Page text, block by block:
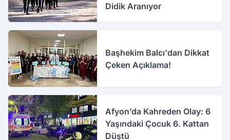
Didik Aranıyor
Başhekim Balcı'dan Dikkat
Çeken Açıklama!
Afyon’da Kahreden Olay: 6
Yaşındaki Çocuk 6. Kattan
Düştü